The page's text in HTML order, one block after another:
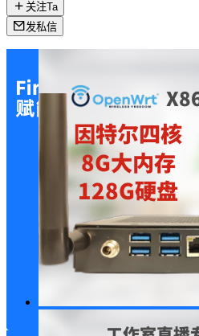
关注Ta
发私信